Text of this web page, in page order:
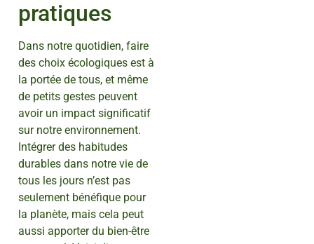
pratiques
Dans notre quotidien, faire
des choix écologiques est à
la portée de tous, et même
de petits gestes peuvent
avoir un impact significatif
sur notre environnement.
Intégrer des habitudes
durables dans notre vie de
tous les jours n’est pas
seulement bénéfique pour
la planète, mais cela peut
aussi apporter du bien-être